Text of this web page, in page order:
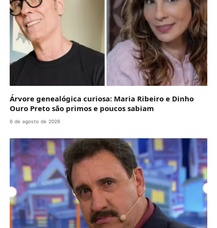
Árvore genealógica curiosa: Maria Ribeiro e Dinho
Ouro Preto são primos e poucos sabiam
6 de agosto de 2026